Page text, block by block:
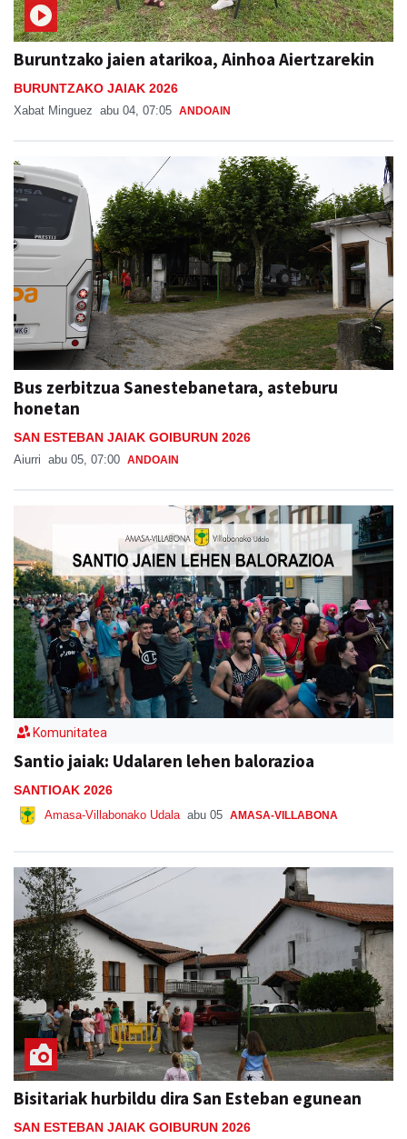
Buruntzako jaien atarikoa, Ainhoa Aiertzarekin
BURUNTZAKO JAIAK 2026
Xabat Minguez abu 04, 07:05 ANDOAIN
Bus zerbitzua Sanestebanetara, asteburu
honetan
SAN ESTEBAN JAIAK GOIBURUN 2026
Aiurri abu 05, 07:00 ANDOAIN
Komunitatea
Santio jaiak: Udalaren lehen balorazioa
SANTIOAK 2026
Amasa-Villabonako Udala abu 05 AMASA-VILLABONA
Bisitariak hurbildu dira San Esteban egunean
SAN ESTEBAN JAIAK GOIBURUN 2026